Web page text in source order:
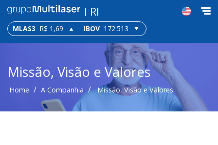
RI
MLAS3 R$ 1,69 IBOV 172.513
Missão, Visão e Valores
Home / A Companhia / Missão, Visão e Valores